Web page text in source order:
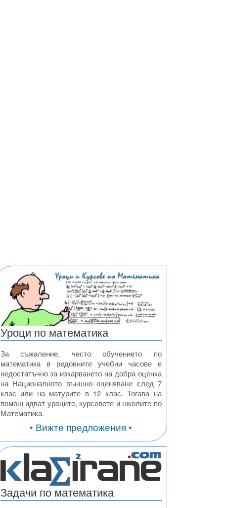
Уроци по математика
За съжаление, често обучението по
математика в редовните учебни часове е
недостатъчно за изкарването на добра оценка
на Националното външно оценяване след 7
клас или на матурите в 12 клас. Тогава на
помощ идват уроците, курсовете и школите по
Математика.
• Вижте предложения •
Задачи по математика